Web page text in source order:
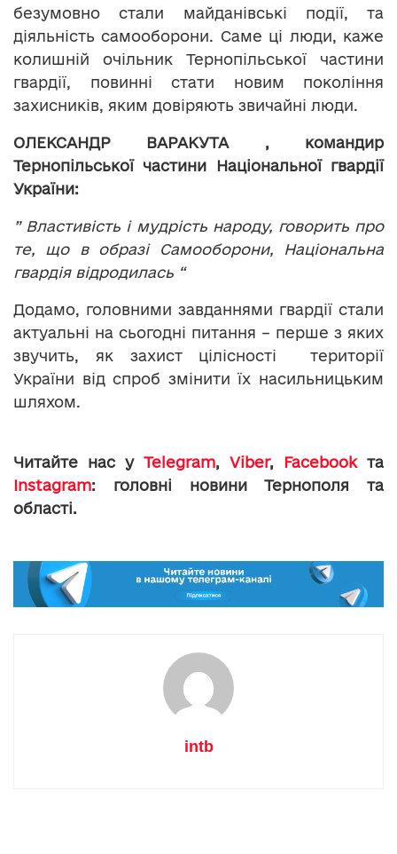
безумовно стали майданівські події, та
діяльність самооборони. Саме ці люди, каже
колишній очільник Тернопільської частини
гвардії, повинні стати новим покоління
захисників, яким довіряють звичайні люди.
ОЛЕКСАНДР ВАРАКУТА , командир
Тернопільської частини Національної гвардії
України:
” Властивість і мудрість народу, говорить про
те, що в образі Самооборони, Національна
гвардія відродилась “
Додамо, головними завданнями гвардії стали
актуальні на сьогодні питання – перше з яких
звучить, як захист цілісності території
України від спроб змінити їх насильницьким
шляхом.
Читайте нас у Telegram, Viber, Facebookта
Instagram: головні новини Тернополя та
області.
intb